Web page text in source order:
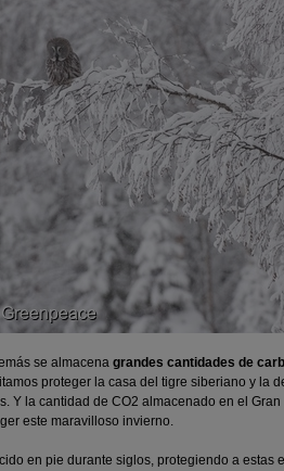
se almacena grandes cantidades de
proteger la casa del tigre siberiano y la
Y la cantidad de CO2 almacenado en el
este maravilloso invierno.
en pie durante siglos, protegiendo a estas